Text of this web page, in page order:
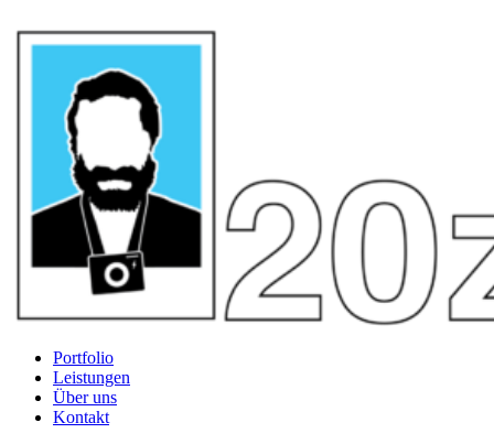
Portfolio
Leistungen
Über uns
Kontakt